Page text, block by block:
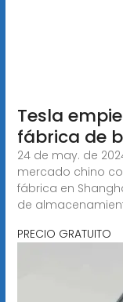
Tesla
fábrica de
24 de may. de
mercado chino
fábrica en
de
PRECIO GRATUITO